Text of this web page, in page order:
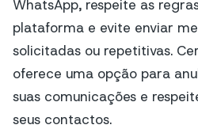
WhatsApp, respeite as
plataforma e evite enviar
solicitadas ou repetitivas.
oferece uma opção para
suas comunicações e
seus contactos.